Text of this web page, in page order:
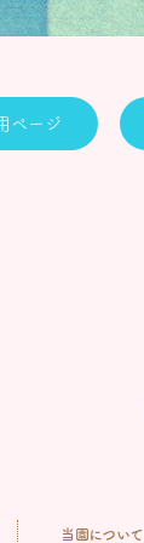
ページ
当園について